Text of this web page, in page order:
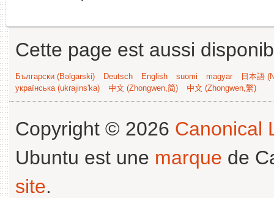
Cette page est aussi
Български (Bəlgarski) Deutsch English suomi magyar
日本語
українська (ukrajins'ka)
中文 (Zhongwen,简) 中文 (Zhongwen,繁)
Copyright © 2026 Canonical
Ubuntu est une marque de
site.